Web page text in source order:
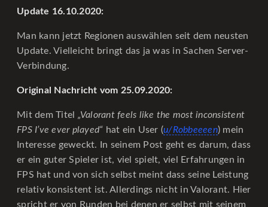
Update 16.10.2020:
Man kann jetzt Regionen auswählen seit dem neusten
Update. Vielleicht bringt das ja was in Sachen Server-
Verbindung.
Original Nachricht vom 25.09.2020:
Mit dem Titel „Valorant feels like the most inconsistent
FPS I’ve ever played“ hat ein User (u/Robbeeeen) mein
Interesse geweckt. In seinem Post geht es darum, dass
er ein guter Spieler ist, viel spielt, viel Erfahrungen in
FPS hat und von sich selbst meint dass seine Leistung
relativ konsistent ist. Allerdings nicht in Valorant. Hier
spricht er von Runden bei denen er selbst mit seinem